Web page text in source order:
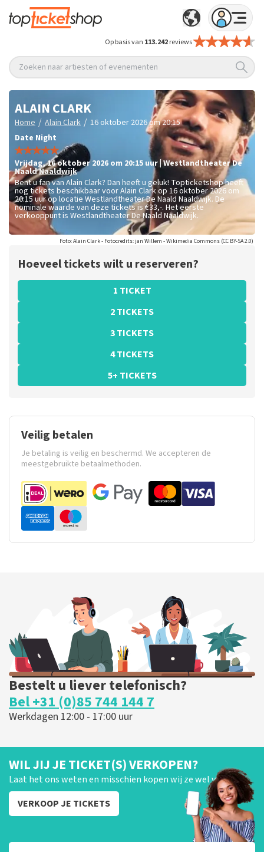
Op basis van 113.242reviews
Zoeken naar artiesten of evenementen
ALAIN CLARK
Home / Alain Clark / 16 oktober 2026 om 20:15
Date Night
vrijdag,16 oktober 2026 om 20:15 uur|Westlandtheater De
NaaldNaaldwijk
Bent u fan van Alain Clark? Dan heeft u geluk! Topticketshop heeft
nog tickets beschikbaar voor Alain Clark op 16 oktober 2026 om
20:15 uur op locatie Westlandtheater De Naald Naaldwijk. De
nominale waarde van deze tickets is€33,-. Het eerste
verkooppunt is Westlandtheater De Naald Naaldwijk.
Foto: Alain Clark - Fotocredits: jan Willem - Wikimedia Commons (CC BY-SA 2.0)
Hoeveel tickets wilt u reserveren?
1 TICKET
2 TICKETS
3 TICKETS
4 TICKETS
5+ TICKETS
Veilig betalen
Je betaling is veilig en beschermd. We accepteren de
meestgebruikte betaalmethoden.
Bestelt u liever telefonisch?
Bel +31 (0)85 744 144 7
Werkdagen 12:00 - 17:00 uur
WIL JIJ JE TICKET(S) VERKOPEN?
Laat het ons weten en misschien kopen wij ze wel van je!
VERKOOP JE TICKETS